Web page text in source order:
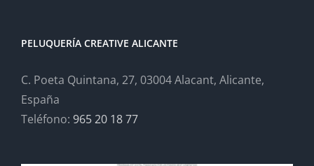
PELUQUERÍA CREATIVE ALICANTE
C. Poeta Quintana, 27, 03004 Alacant, Alicante,
España
Teléfono: 965 20 18 77